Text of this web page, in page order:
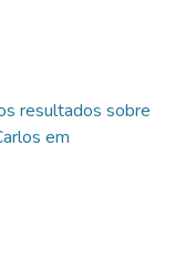
resultados sobre
em